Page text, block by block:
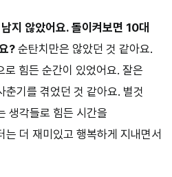
지 않았어요. 돌이켜보면 10대
? 순탄치만은 않았던 것 같아요.
힘든 순간이 있었어요. 잘은
춘기를 겪었던 것 같아요. 별것
생각들로 힘든 시간을
는 더 재미있고 행복하게 지내면서